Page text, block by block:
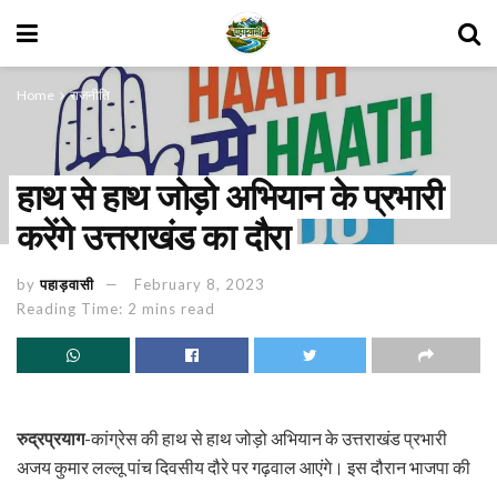
Home राजनीति
हाथ से हाथ जोड़ो अभियान के प्रभारी
करेंगे उत्तराखंड का दौरा
by पहाड़वासी
February 8, 2023
Reading Time: 2 mins read
रुद्रप्रयाग-कांग्रेस की हाथ से हाथ जोड़ो अभियान के उत्तराखंड प्रभारी
अजय कुमार लल्लू पांच दिवसीय दौरे पर गढ़वाल आएंगे। इस दौरान भाजपा की